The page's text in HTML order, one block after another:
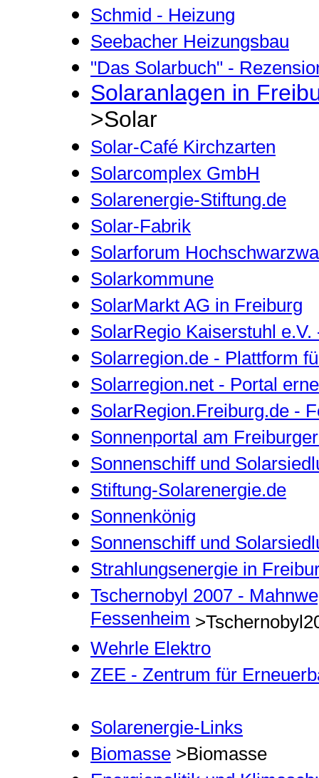
Schmid - Heizung
Seebacher Heizungsbau
"Das Solarbuch" -
Solaranlagen in
>Solar
Solar-Café Kirchzarten
Solarcomplex GmbH
Solarenergie-Stiftung.de
Solar-Fabrik
Solarforum
Solarkommune
SolarMarkt AG in Freiburg
SolarRegio Kaiserstuhl
Solarregion.de - Plattform
Solarregion.net - Portal
SolarRegion.Freiburg.de -
Sonnenportal am
Sonnenschiff und
Stiftung-Solarenergie.de
Sonnenkönig
Sonnenschiff und
Strahlungsenergie in
Tschernobyl 2007 -
Fessenheim
Wehrle Elektro
ZEE - Zentrum für
Solarenergie-Links
Biomasse >Biomasse